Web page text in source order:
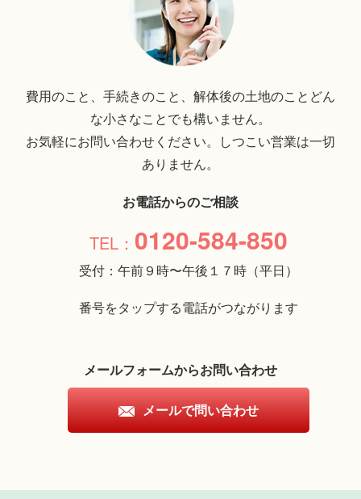
費用のこと、手続きのこと、解体後の土地のことどん
な小さなことでも構いません。
お気軽にお問い合わせください。しつこい営業は一切
ありません。
お電話からのご相談
0120-584-850
受付：午前９時〜午後１７時（平日）
番号をタップする電話がつながります
メールフォームからお問い合わせ
メールで問い合わせ